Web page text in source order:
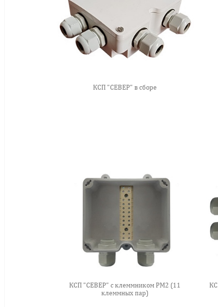
КСП "СЕВЕР" в сборе
КСП "СЕВЕР" с клеммником РМ2 (11
клеммных пар)